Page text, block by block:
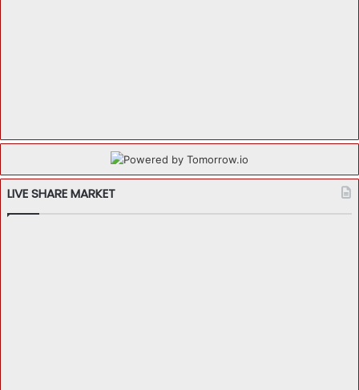
LIVE SHARE MARKET